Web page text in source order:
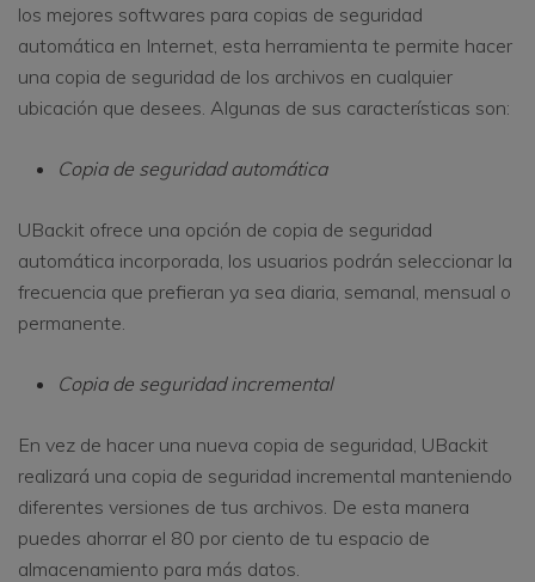
los mejores softwares para copias de seguridad
automática en Internet, esta herramienta te permite hacer
una copia de seguridad de los archivos en cualquier
ubicación que desees. Algunas de sus características son:
Copia de seguridad automática
UBackit ofrece una opción de copia de seguridad
automática incorporada, los usuarios podrán seleccionar la
frecuencia que prefieran ya sea diaria, semanal, mensual o
permanente.
Copia de seguridad incremental
En vez de hacer una nueva copia de seguridad, UBackit
realizará una copia de seguridad incremental manteniendo
diferentes versiones de tus archivos. De esta manera
puedes ahorrar el 80 por ciento de tu espacio de
almacenamiento para más datos.